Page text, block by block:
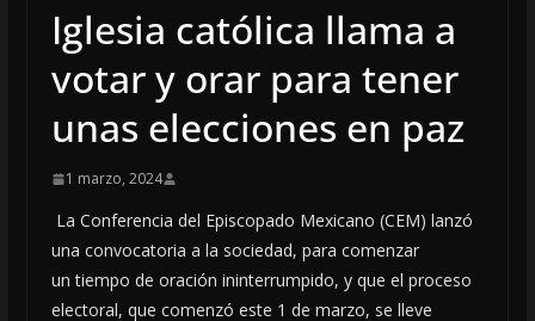
Iglesia católica llama a
votar y orar para tener
unas elecciones en paz
1 marzo, 2024
La Conferencia del Episcopado Mexicano (CEM) lanzó
una convocatoria a la sociedad, para comenzar
un tiempo de oración ininterrumpido, y que el proceso
electoral, que comenzó este 1 de marzo, se lleve